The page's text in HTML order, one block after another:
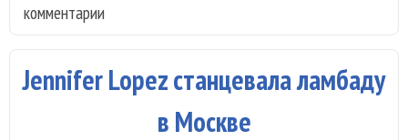
комментарии
Jennifer Lopez станцевала ламбаду
в Москве